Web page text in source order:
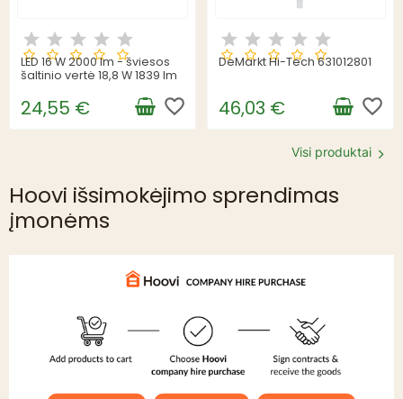
LED 16 W 2000 lm - šviesos
šaltinio vertė 18,8 W 1839 lm
24,55 € favorite_border
DeMarkt Hi-Tech 631012801
46,03 € favorite_border
Visi produktai
Hoovi išsimokėjimo sprendimas
įmonėms